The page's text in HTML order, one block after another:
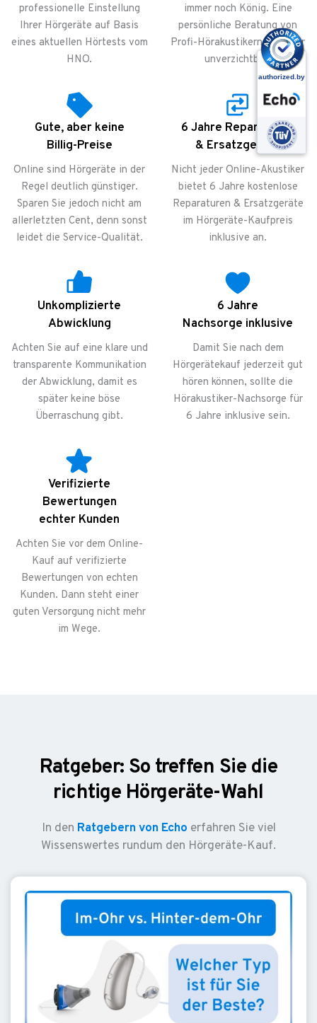
professionelle Einstellung
Ihrer Hörgeräte auf Basis
eines aktuellen Hörtests vom
HNO.
immer noch König. Eine
persönliche Beratung von
Profi-Hörakustikern ist dafür
unverzichtbar.
Gute, aber keine
Billig-Preise
Online sind Hörgeräte in der
Regel deutlich günstiger.
Sparen Sie jedoch nicht am
allerletzten Cent, denn sonst
leidet die Service-Qualität.
6 Jahre Reparaturen
& Ersatzgeräte
Nicht jeder Online-Akustiker
bietet 6 Jahre kostenlose
Reparaturen & Ersatzgeräte
im Hörgeräte-Kaufpreis
inklusive an.
Unkomplizierte
Abwicklung
Achten Sie auf eine klare und
transparente Kommunikation
der Abwicklung, damit es
später keine böse
Überraschung gibt.
6 Jahre
Nachsorge inklusive
Damit Sie nach dem
Hörgerätekauf jederzeit gut
hören können, sollte die
Hörakustiker-Nachsorge für
6 Jahre inklusive sein.
Verifizierte
Bewertungen
echter Kunden
Achten Sie vor dem Online-
Kauf auf verifizierte
Bewertungen von echten
Kunden. Dann steht einer
guten Versorgung nicht mehr
im Wege.
Ratgeber: So treffen Sie die
richtige Hörgeräte-Wahl
In den Ratgebern von Echo erfahren Sie viel
Wissenswertes rundum den Hörgeräte-Kauf.